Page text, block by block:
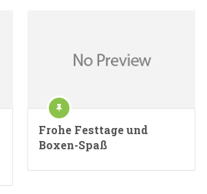
Frohe Festtage und
Boxen-Spaß